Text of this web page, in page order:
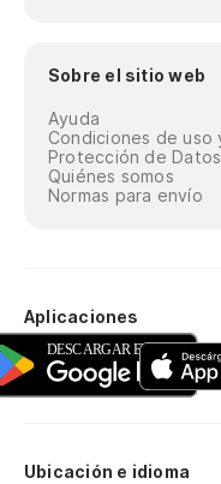
Sobre el sitio web
Ayuda
Condiciones de uso
Protección de Datos
Quiénes somos
Normas para envío
Aplicaciones
Ubicación e idioma